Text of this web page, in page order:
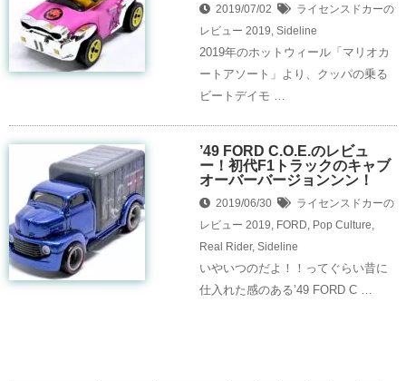
2019/07/02
ライセンスドカーの
レビュー 2019, Sideline
2019年のホットウィール「マリオカ
ートアソート」より、クッパの乗る
ビートデイモ …
’49 FORD C.O.E.のレビュ
ー！初代F1トラックのキャブ
オーバーバージョンンン！
2019/06/30
ライセンスドカーの
レビュー 2019, FORD, Pop Culture,
Real Rider, Sideline
いやいつのだよ！！ってぐらい昔に
仕入れた感のある’49 FORD C …